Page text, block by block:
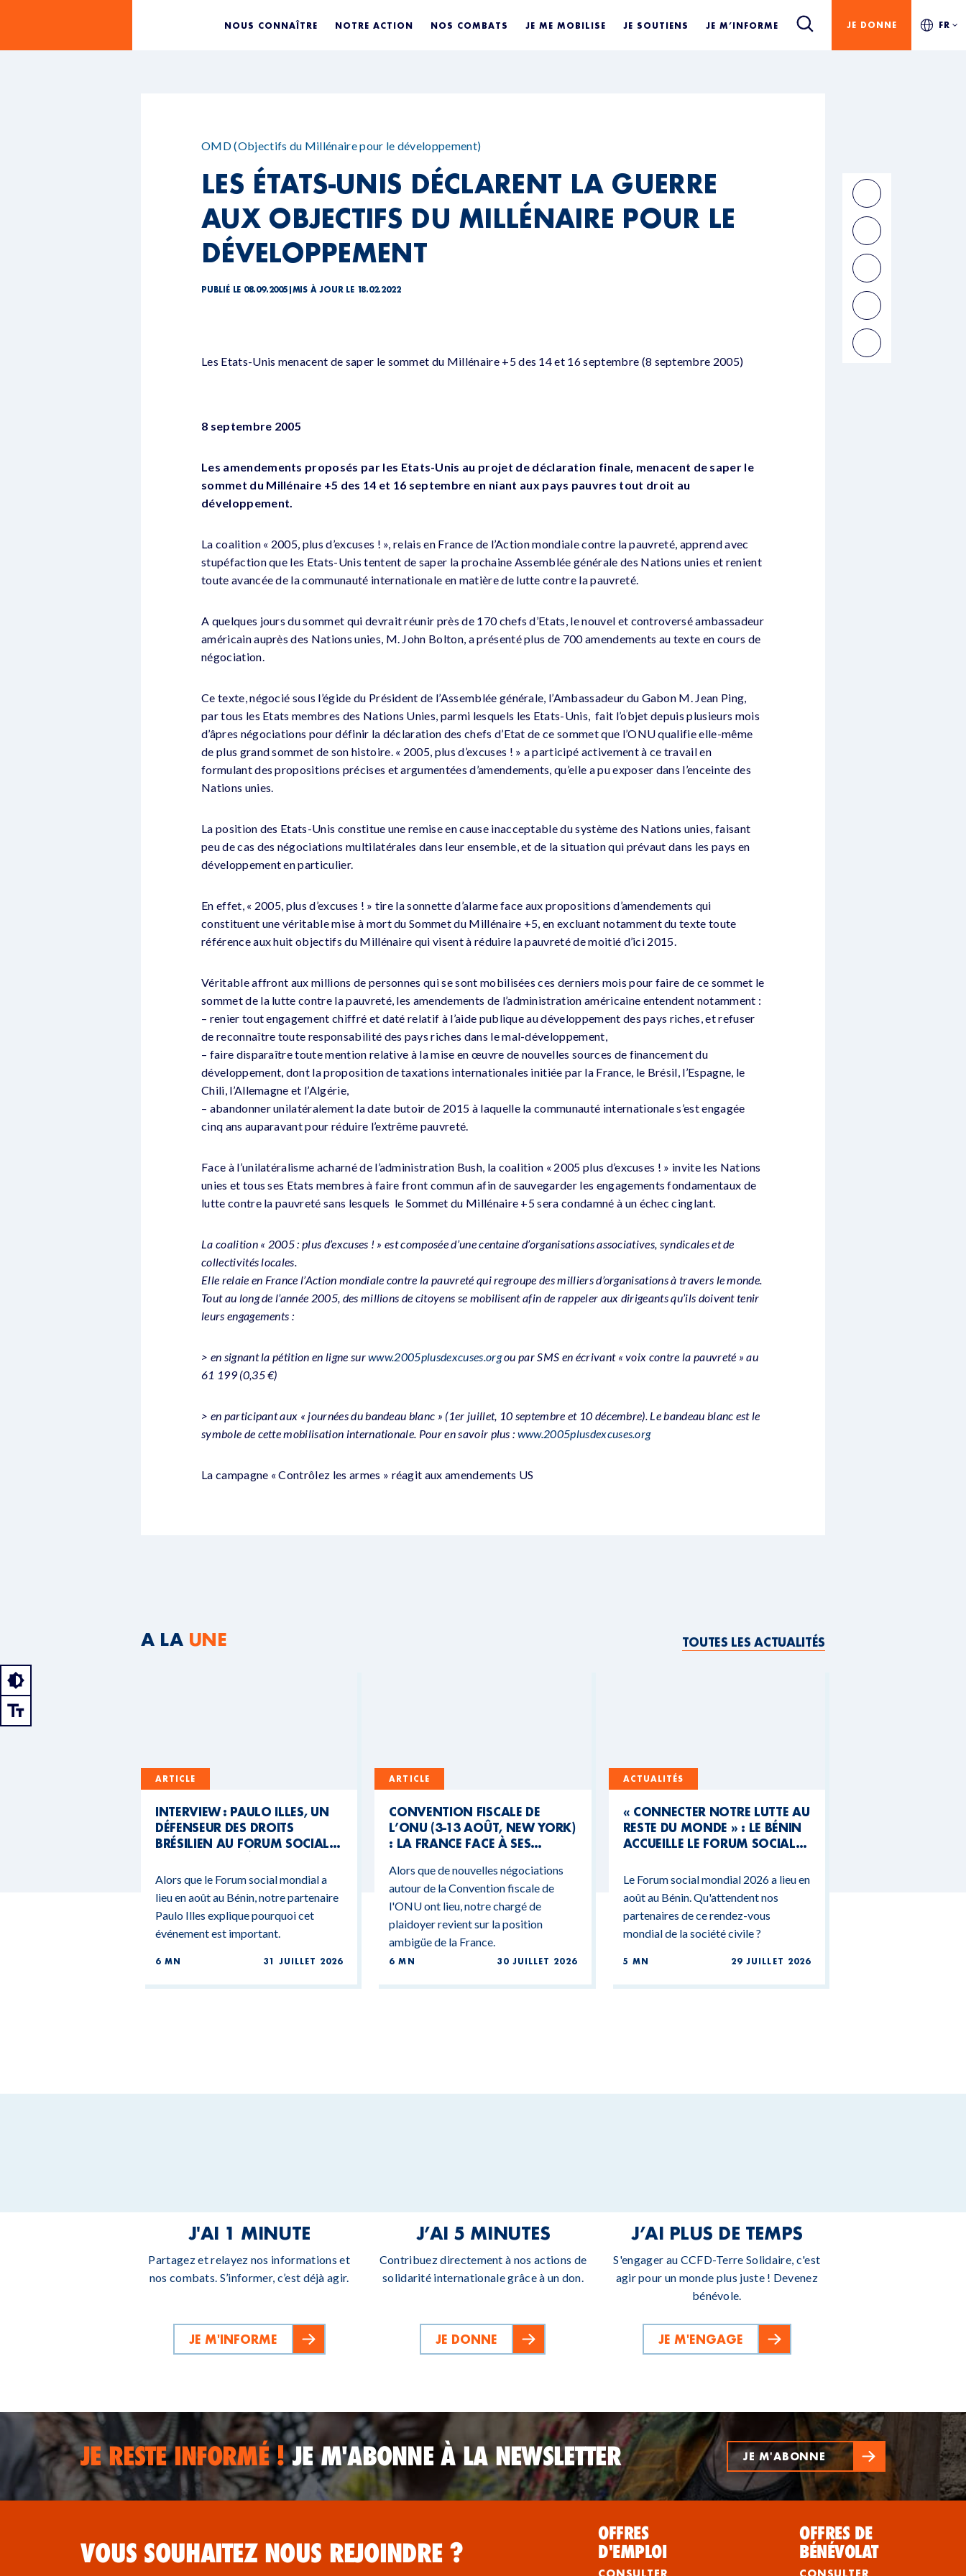
NOUS CONNAÎTRE NOTRE ACTION NOS COMBATS JE ME MOBILISE JE SOUTIENS JE M’INFORME JE DONNE FR
OMD (Objectifs du Millénaire pour le développement)
LES ÉTATS-UNIS DÉCLARENT LA GUERRE
AUX OBJECTIFS DU MILLÉNAIRE POUR LE
DÉVELOPPEMENT
PUBLIÉ LE 08.09.2005 MIS À JOUR LE 18.02.2022
Les Etats-Unis menacent de saper le sommet du Millénaire +5 des 14 et 16 septembre (8 septembre 2005)
8 septembre 2005
Les amendements proposés par les Etats-Unis au projet de déclaration finale, menacent de saper le
sommet du Millénaire +5 des 14 et 16 septembre en niant aux pays pauvres tout droit au
développement.
La coalition « 2005, plus d’excuses ! », relais en France de l’Action mondiale contre la pauvreté, apprend avec
stupéfaction que les Etats-Unis tentent de saper la prochaine Assemblée générale des Nations unies et renient
toute avancée de la communauté internationale en matière de lutte contre la pauvreté.
A quelques jours du sommet qui devrait réunir près de 170 chefs d’Etats, le nouvel et controversé ambassadeur
américain auprès des Nations unies, M. John Bolton, a présenté plus de 700 amendements au texte en cours de
négociation.
Ce texte, négocié sous l’égide du Président de l’Assemblée générale, l’Ambassadeur du Gabon M. Jean Ping,
par tous les Etats membres des Nations Unies, parmi lesquels les Etats-Unis, fait l’objet depuis plusieurs mois
d’âpres négociations pour définir la déclaration des chefs d’Etat de ce sommet que l’ONU qualifie elle-même
de plus grand sommet de son histoire. « 2005, plus d’excuses ! » a participé activement à ce travail en
formulant des propositions précises et argumentées d’amendements, qu’elle a pu exposer dans l’enceinte des
Nations unies.
La position des Etats-Unis constitue une remise en cause inacceptable du système des Nations unies, faisant
peu de cas des négociations multilatérales dans leur ensemble, et de la situation qui prévaut dans les pays en
développement en particulier.
En effet, « 2005, plus d’excuses ! » tire la sonnette d’alarme face aux propositions d’amendements qui
constituent une véritable mise à mort du Sommet du Millénaire +5, en excluant notamment du texte toute
référence aux huit objectifs du Millénaire qui visent à réduire la pauvreté de moitié d’ici 2015.
Véritable affront aux millions de personnes qui se sont mobilisées ces derniers mois pour faire de ce sommet le
sommet de la lutte contre la pauvreté, les amendements de l’administration américaine entendent notamment :
– renier tout engagement chiffré et daté relatif à l’aide publique au développement des pays riches, et refuser
de reconnaître toute responsabilité des pays riches dans le mal-développement,
– faire disparaître toute mention relative à la mise en œuvre de nouvelles sources de financement du
développement, dont la proposition de taxations internationales initiée par la France, le Brésil, l’Espagne, le
Chili, l’Allemagne et l’Algérie,
– abandonner unilatéralement la date butoir de 2015 à laquelle la communauté internationale s’est engagée
cinq ans auparavant pour réduire l’extrême pauvreté.
Face à l’unilatéralisme acharné de l’administration Bush, la coalition « 2005 plus d’excuses ! » invite les Nations
unies et tous ses Etats membres à faire front commun afin de sauvegarder les engagements fondamentaux de
lutte contre la pauvreté sans lesquels le Sommet du Millénaire +5 sera condamné à un échec cinglant.
La coalition « 2005 : plus d’excuses ! » est composée d’une centaine d’organisations associatives, syndicales et de
collectivités locales.
Elle relaie en France l’Action mondiale contre la pauvreté qui regroupe des milliers d’organisations à travers le monde.
Tout au long de l’année 2005, des millions de citoyens se mobilisent afin de rappeler aux dirigeants qu’ils doivent tenir
leurs engagements :
> en signant la pétition en ligne surwww.2005plusdexcuses.orgou par SMS en écrivant « voix contre la pauvreté » au
61 199 (0,35 €)
> en participant aux « journées du bandeau blanc » (1er juillet, 10 septembre et 10 décembre). Le bandeau blanc est le
symbole de cette mobilisation internationale. Pour en savoir plus : www.2005plusdexcuses.org
La campagne « Contrôlez les armes » réagit aux amendements US
A LA UNE TOUTES LES ACTUALITÉS
ARTICLE
INTERVIEW : PAULO ILLES, UN
DÉFENSEUR DES DROITS
BRÉSILIEN AU FORUM SOCIAL
Alors que le Forum social mondial a
lieu en août au Bénin, notre partenaire
Paulo Illes explique pourquoi cet
événement est important.
6 MN 31 JUILLET 2026
ARTICLE
CONVENTION FISCALE DE
L’ONU (3-13 AOÛT, NEW YORK)
: LA FRANCE FACE À SES
BUDGÉTAIRES
Alors que de nouvelles négociations
autour de la Convention fiscale de
l'ONU ont lieu, notre chargé de
plaidoyer revient sur la position
ambigüe de la France.
6 MN 30 JUILLET 2026
ACTUALITÉS
« CONNECTER NOTRE LUTTE AU
RESTE DU MONDE » : LE BÉNIN
ACCUEILLE LE FORUM SOCIAL
Le Forum social mondial 2026 a lieu en
août au Bénin. Qu'attendent nos
partenaires de ce rendez-vous
mondial de la société civile ?
5 MN 29 JUILLET 2026
J'AI 1 MINUTE
Partagez et relayez nos informations et
nos combats. S’informer, c’est déjà agir.
JE M'INFORME
J’AI 5 MINUTES
Contribuez directement à nos actions de
solidarité internationale grâce à un don.
JE DONNE
J’AI PLUS DE TEMPS
S'engager au CCFD-Terre Solidaire, c'est
agir pour un monde plus juste ! Devenez
bénévole.
JE M'ENGAGE
JE RESTE INFORMÉ !JE M'ABONNE À LA NEWSLETTER JE M'ABONNE
VOUS SOUHAITEZ NOUS REJOINDRE ?
OFFRES
D'EMPLOI
OFFRES DE
BÉNÉVOLAT